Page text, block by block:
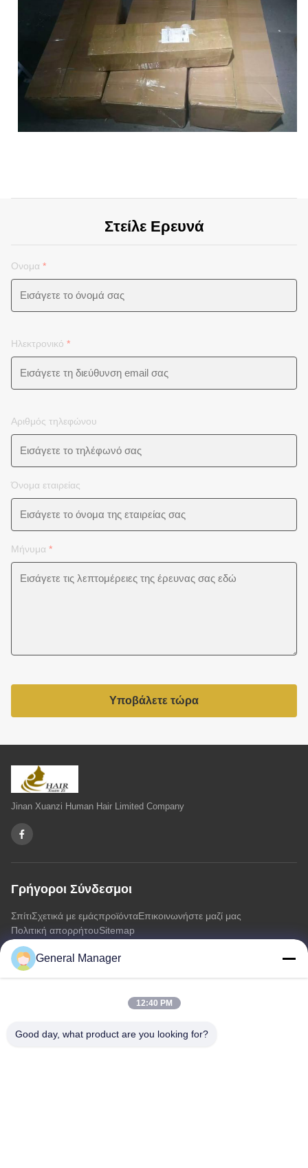
Στείλε Ερευνά
Ονομα *
Ηλεκτρονικό *
Αριθμός τηλεφώνου
Όνομα εταιρείας
Μήνυμα *
Υποβάλετε τώρα
Jinan Xuanzi Human Hair Limited Company
Γρήγοροι Σύνδεσμοι
ΣπίτιΣχετικά με εμάςπροϊόνταΕπικοινωνήστε μαζί μας
Πολιτική απορρήτουSitemap
Επικοινωνήστε μαζί μας
Διεύθυνση: Οδός Xingfu Δήμος Licheng Πόλη Jinan, επαρχία
General Manager
12:40 PM
Good day, what product are you looking for?